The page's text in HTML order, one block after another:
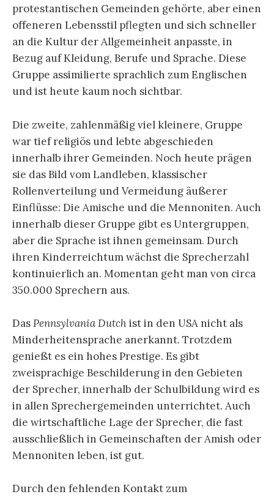
protestantischen Gemeinden gehörte, aber einen
offeneren Lebensstil pflegten und sich schneller
an die Kultur der Allgemeinheit anpasste, in
Bezug auf Kleidung, Berufe und Sprache. Diese
Gruppe assimilierte sprachlich zum Englischen
und ist heute kaum noch sichtbar.
Die zweite, zahlenmäßig viel kleinere, Gruppe
war tief religiös und lebte abgeschieden
innerhalb ihrer Gemeinden. Noch heute prägen
sie das Bild vom Landleben, klassischer
Rollenverteilung und Vermeidung äußerer
Einflüsse: Die Amische und die Mennoniten. Auch
innerhalb dieser Gruppe gibt es Untergruppen,
aber die Sprache ist ihnen gemeinsam. Durch
ihren Kinderreichtum wächst die Sprecherzahl
kontinuierlich an. Momentan geht man von circa
350.000 Sprechern aus.
DasPennsylvania Dutchist in den USA nicht als
Minderheitensprache anerkannt. Trotzdem
genießt es ein hohes Prestige. Es gibt
zweisprachige Beschilderung in den Gebieten
der Sprecher, innerhalb der Schulbildung wird es
in allen Sprechergemeinden unterrichtet. Auch
die wirtschaftliche Lage der Sprecher, die fast
ausschließlich in Gemeinschaften der Amish oder
Mennoniten leben, ist gut.
Durch den fehlenden Kontakt zum